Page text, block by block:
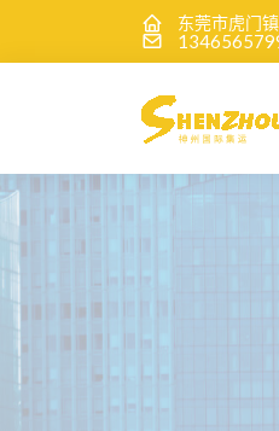
东莞市虎门